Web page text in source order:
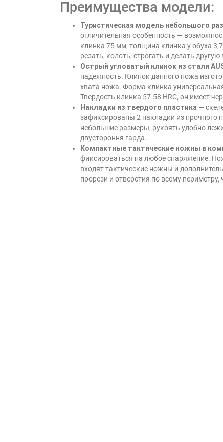
Преимущества модели:
Туристическая модель небольшого
отличительная особенность —
клинка 75 мм, толщина клинка у обуха
резать, колоть, строгать и делать
Острый угловатый клинок из стали
надежность. Клинок данного ножа
хвата ножа. Форма клинка
Твердость клинка 57-58 HRC, он имеет
Накладки из твердого пластика —
зафиксированы 2 накладки из прочного
небольшие размеры, рукоять удобно
двустороння гарда.
Компактные тактические ножны в
фиксироваться на любое снаряжение.
входят тактические ножны и
прорези и отверстия по всему